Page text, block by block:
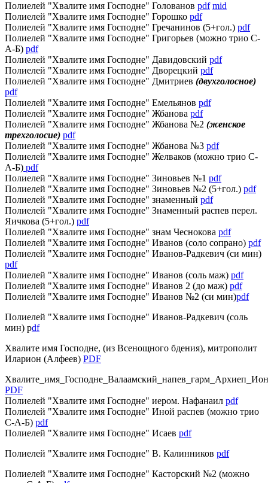
Полиелей "Хвалите имя Господне" Голованов pdf mid
Полиелей "Хвалите имя Господне" Горошко pdf
Полиелей "Хвалите имя Господне" Гречанинов (5+гол.) pdf
Полиелей "Хвалите имя Господне" Григорьев (можно трио С-
А-Б) pdf
Полиелей "Хвалите имя Господне" Давидовский pdf
Полиелей "Хвалите имя Господне" Дворецкий pdf
Полиелей "Хвалите имя Господне" Дмитриев (двухголосное)
pdf
Полиелей "Хвалите имя Господне" Емельянов pdf
Полиелей "Хвалите имя Господне" Жбанова pdf
Полиелей "Хвалите имя Господне" Жбанова №2 (женское
трехголосие) pdf
Полиелей "Хвалите имя Господне" Жбанова №3 pdf
Полиелей "Хвалите имя Господне" Желваков (можно трио С-
А-Б) pdf
Полиелей "Хвалите имя Господне" Зиновьев №1 pdf
Полиелей "Хвалите имя Господне" Зиновьев №2 (5+гол.) pdf
Полиелей "Хвалите имя Господне" знаменный pdf
Полиелей "Хвалите имя Господне" Знаменный распев перел.
Яичкова (5+гол.) pdf
Полиелей "Хвалите имя Господне" знам Чеснокова pdf
Полиелей "Хвалите имя Господне" Иванов (соло сопрано) pdf
Полиелей "Хвалите имя Господне" Иванов-Радкевич (си мин)
pdf
Полиелей "Хвалите имя Господне" Иванов (соль маж) pdf
Полиелей "Хвалите имя Господне" Иванов 2 (до маж) pdf
Полиелей "Хвалите имя Господне" Иванов №2 (си мин)pdf
Полиелей "Хвалите имя Господне" Иванов-Радкевич (соль
мин) pdf
Хвалите имя Господне, (из Всенощного бдения), митрополит
Иларион (Алфеев) PDF
PDF
Полиелей "Хвалите имя Господне" иером. Нафанаил pdf
Полиелей "Хвалите имя Господне" Иной распев (можно трио
С-А-Б) pdf
Полиелей "Хвалите имя Господне" Исаев pdf
Полиелей "Хвалите имя Господне" В. Калинников pdf
Полиелей "Хвалите имя Господне" Касторский №2 (можно